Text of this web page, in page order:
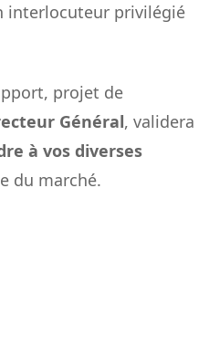
interlocuteur privilégié
projet de
Général, validera
à vos diverses
du marché.